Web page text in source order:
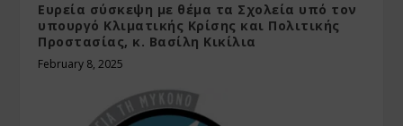
Ευρεία σύσκεψη με θέμα τα Σχολεία υπό τον
υπουργό Κλιματικής Κρίσης και Πολιτικής
Προστασίας, κ. Βασίλη Κικίλια
February 8, 2025